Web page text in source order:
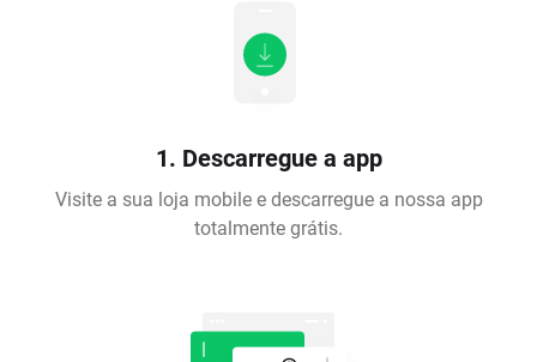
1. Descarregue a app
Visite a sua loja mobile e descarregue a nossa app
totalmente grátis.